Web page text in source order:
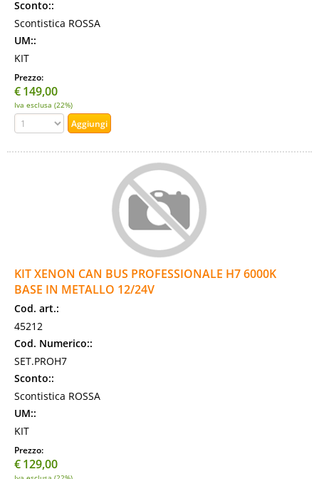
Sconto::
Scontistica ROSSA
UM::
KIT
Prezzo:
€149,00
Iva esclusa (22%)
KIT XENON CAN BUS PROFESSIONALE H7 6000K
BASE IN METALLO 12/24V
Cod. art.:
45212
Cod. Numerico::
SET.PROH7
Sconto::
Scontistica ROSSA
UM::
KIT
Prezzo:
€129,00